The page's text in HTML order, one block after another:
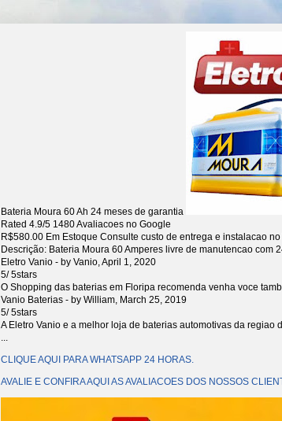
Bateria Moura 60 Ah 24 meses de garantia
Rated 4.9/5 1480Avaliacoes no Google
R$580.00 Em Estoque Consulte custo de entrega e instalacao
Descrição: Bateria Moura 60 Amperes livre de manutencao com
Eletro Vanio - by Vanio,April 1, 2020
5/5stars
O Shopping das baterias em Floripa recomenda venha voce
Vanio Baterias - by William, March 25, 2019
5/5stars
A Eletro Vanio e a melhor loja de baterias automotivas da regiao
...
CLIQUE AQUI PARA WHATSAPP 24 HORAS.
AVALIE E CONFIRA AQUI AS AVALIACOES DOS NOSSOS